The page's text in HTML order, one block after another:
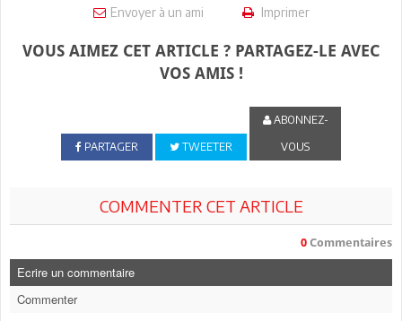
Envoyer à un ami Imprimer
VOUS AIMEZ CET ARTICLE ? PARTAGEZ-LE AVEC
VOS AMIS !
PARTAGER TWEETER
ABONNEZ-
VOUS
COMMENTER CET ARTICLE
0 Commentaires
Ecrire un commentaire
Commenter